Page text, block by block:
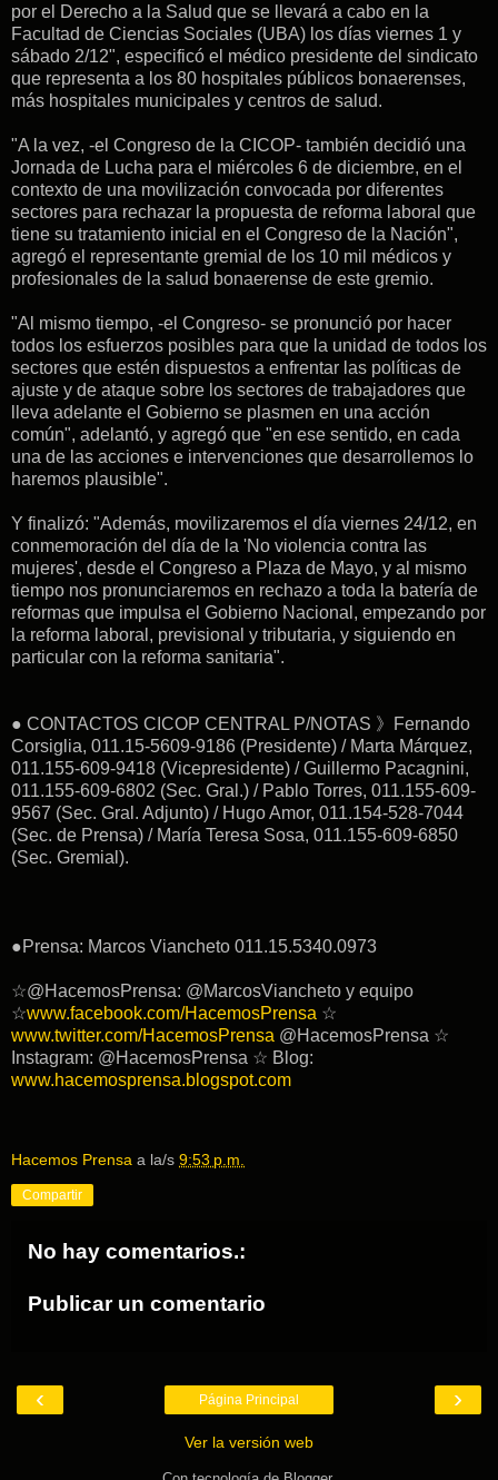
por el Derecho a la Salud que se llevará a cabo en la
Facultad de Ciencias Sociales (UBA) los días viernes 1 y
sábado 2/12", especificó el médico presidente del sindicato
que representa a los 80 hospitales públicos bonaerenses,
más hospitales municipales y centros de salud.
"A la vez, -el Congreso de la CICOP- también decidió una
Jornada de Lucha para el miércoles 6 de diciembre, en el
contexto de una movilización convocada por diferentes
sectores para rechazar la propuesta de reforma laboral que
tiene su tratamiento inicial en el Congreso de la Nación",
agregó el representante gremial de los 10 mil médicos y
profesionales de la salud bonaerense de este gremio.
"Al mismo tiempo, -el Congreso- se pronunció por hacer
todos los esfuerzos posibles para que la unidad de todos los
sectores que estén dispuestos a enfrentar las políticas de
ajuste y de ataque sobre los sectores de trabajadores que
lleva adelante el Gobierno se plasmen en una acción
común", adelantó, y agregó que "en ese sentido, en cada
una de las acciones e intervenciones que desarrollemos lo
haremos plausible".
Y finalizó: "Además, movilizaremos el día viernes 24/12, en
conmemoración del día de la 'No violencia contra las
mujeres', desde el Congreso a Plaza de Mayo, y al mismo
tiempo nos pronunciaremos en rechazo a toda la batería de
reformas que impulsa el Gobierno Nacional, empezando por
la reforma laboral, previsional y tributaria, y siguiendo en
particular con la reforma sanitaria".
● CONTACTOS CICOP CENTRAL P/NOTAS 》Fernando
Corsiglia, 011.15-5609-9186 (Presidente) / Marta Márquez,
011.155-609-9418 (Vicepresidente) / Guillermo Pacagnini,
011.155-609-6802 (Sec. Gral.) / Pablo Torres, 011.155-609-
9567 (Sec. Gral. Adjunto) / Hugo Amor, 011.154-528-7044
(Sec. de Prensa) / María Teresa Sosa, 011.155-609-6850
(Sec. Gremial).
●Prensa: Marcos Viancheto 011.15.5340.0973
☆@HacemosPrensa: @MarcosViancheto y equipo
☆www.facebook.com/HacemosPrensa ☆
www.twitter.com/HacemosPrensa @HacemosPrensa ☆
Instagram: @HacemosPrensa ☆ Blog:
www.hacemosprensa.blogspot.com
Hacemos Prensa a la/s 9:53 p.m.
Compartir
No hay comentarios.:
Publicar un comentario
‹ ›
Página Principal
Ver la versión web